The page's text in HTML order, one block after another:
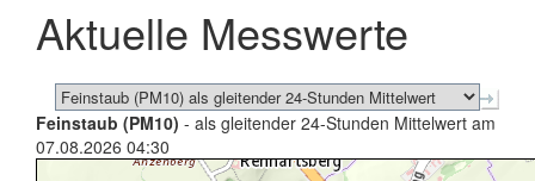
schließen
Aktuelle Messwerte
Feinstaub (PM10) - als gleitender 24-Stunden Mittelwert am
07.08.2026 04:30